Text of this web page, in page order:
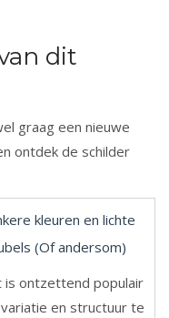
dit
graag een nieuwe
ontdek de schilder
kleuren en lichte
(Of andersom)
is ontzettend populair
en structuur te